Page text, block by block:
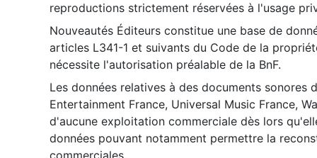
reproductions strictement réservées à l'usage
Nouveautés Éditeurs constitue une base de
articles L341-1 et suivants du Code de la
nécessite l'autorisation préalable de la BnF.
Les données relatives à des documents sonores
Entertainment France, Universal Music France,
d'aucune exploitation commerciale dès lors
données pouvant notamment permettre la
commerciales.